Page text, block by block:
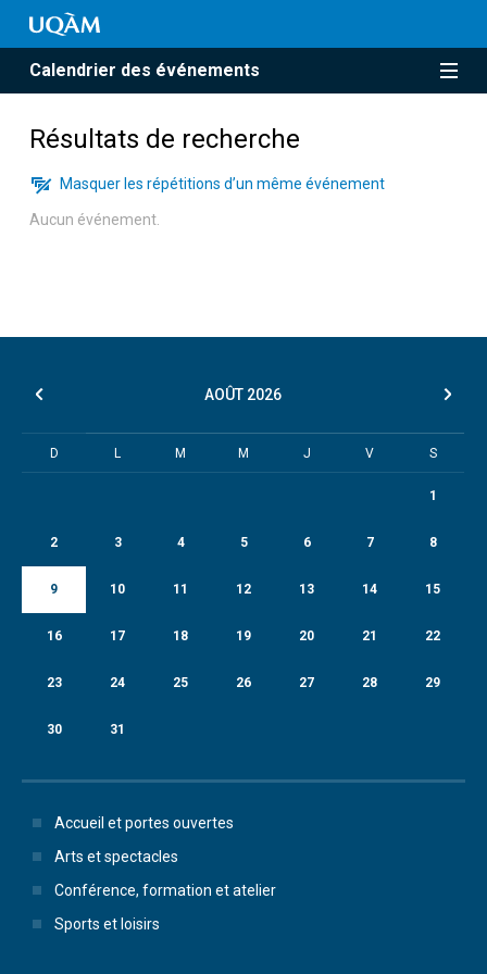
Calendrier des événements
Résultats de recherche
Masquer les répétitions d’un même événement
Aucun événement.
AOÛT 2026
D L M M J V S
1
2 3 4 5 6 7 8
9 10 11 12 13 14 15
16 17 18 19 20 21 22
23 24 25 26 27 28 29
30 31
Accueil et portes ouvertes
Arts et spectacles
Conférence, formation et atelier
Sports et loisirs